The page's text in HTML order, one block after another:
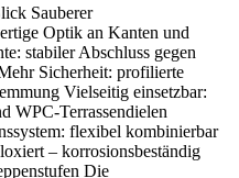
Sauberer
Optik an Kanten und
stabiler Abschluss gegen
Sicherheit: profilierte
Vielseitig einsetzbar:
WPC-Terrassendielen
flexibel kombinierbar
– korrosionsbeständig
Die